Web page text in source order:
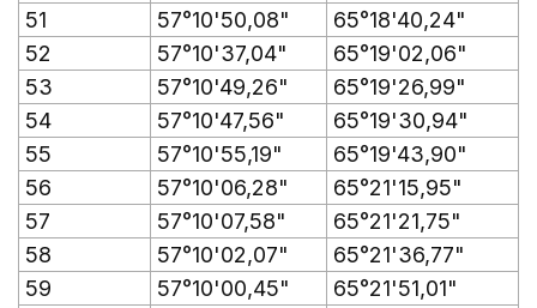
51
57°10'50,08"
65°18'40,24"
52
57°10'37,04"
65°19'02,06"
53
57°10'49,26"
65°19'26,99"
54
57°10'47,56"
65°19'30,94"
55
57°10'55,19"
65°19'43,90"
56
57°10'06,28"
65°21'15,95"
57
57°10'07,58"
65°21'21,75"
58
57°10'02,07"
65°21'36,77"
59
57°10'00,45"
65°21'51,01"